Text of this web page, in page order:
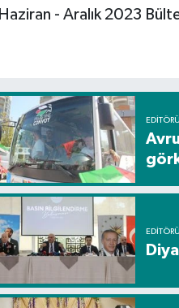
Haziran - Aralık 2023